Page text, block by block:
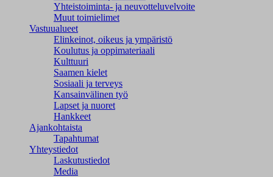
Yhteistoiminta- ja neuvotteluvelvoite
Muut toimielimet
Vastuualueet
Elinkeinot, oikeus ja ympäristö
Koulutus ja oppimateriaali
Kulttuuri
Saamen kielet
Sosiaali ja terveys
Kansainvälinen työ
Lapset ja nuoret
Hankkeet
Ajankohtaista
Tapahtumat
Yhteystiedot
Laskutustiedot
Media